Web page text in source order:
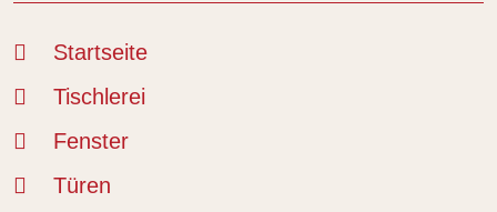
Startseite
Tischlerei
Fenster
Türen